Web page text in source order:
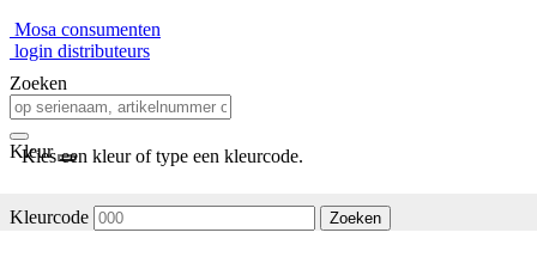
Mosa consumenten
login distributeurs
Zoeken
Kleur
Kies een kleur of type een kleurcode.
Kleurcode Zoeken